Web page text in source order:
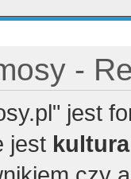
-
jest
jest